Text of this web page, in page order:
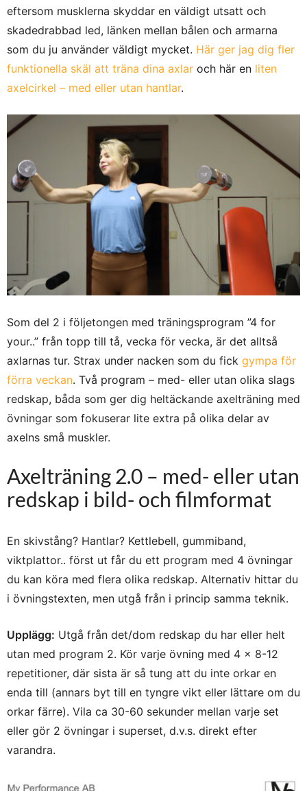
eftersom musklerna skyddar en väldigt utsatt och
skadedrabbad led, länken mellan bålen och armarna
som du ju använder väldigt mycket. Här ger jag dig fler
funktionella skäl att träna dina axlar och här en liten
axelcirkel – med eller utan hantlar.
Som del 2 i följetongen med träningsprogram ”4 for
your..” från topp till tå, vecka för vecka, är det alltså
axlarnas tur. Strax under nacken som du fick gympa för
förra veckan. Två program – med- eller utan olika slags
redskap, båda som ger dig heltäckande axelträning med
övningar som fokuserar lite extra på olika delar av
axelns små muskler.
Axelträning 2.0 – med- eller utan
redskap i bild- och filmformat
En skivstång? Hantlar? Kettlebell, gummiband,
viktplattor.. först ut får du ett program med 4 övningar
du kan köra med flera olika redskap. Alternativ hittar du
i övningstexten, men utgå från i princip samma teknik.
Upplägg: Utgå från det/dom redskap du har eller helt
utan med program 2. Kör varje övning med 4 x 8-12
repetitioner, där sista är så tung att du inte orkar en
enda till (annars byt till en tyngre vikt eller lättare om du
orkar färre). Vila ca 30-60 sekunder mellan varje set
eller gör 2 övningar i superset, d.v.s. direkt efter
varandra.